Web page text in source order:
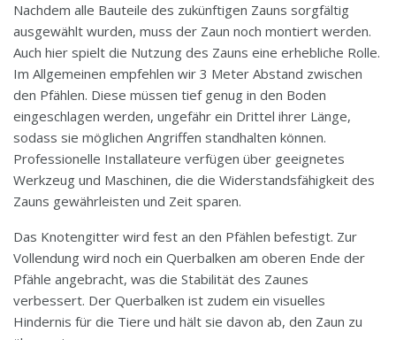
Nachdem alle Bauteile des zukünftigen Zauns sorgfältig
ausgewählt wurden, muss der Zaun noch montiert werden.
Auch hier spielt die Nutzung des Zauns eine erhebliche Rolle.
Im Allgemeinen empfehlen wir 3 Meter Abstand zwischen
den Pfählen. Diese müssen tief genug in den Boden
eingeschlagen werden, ungefähr ein Drittel ihrer Länge,
sodass sie möglichen Angriffen standhalten können.
Professionelle Installateure verfügen über geeignetes
Werkzeug und Maschinen, die die Widerstandsfähigkeit des
Zauns gewährleisten und Zeit sparen.
Das Knotengitter wird fest an den Pfählen befestigt. Zur
Vollendung wird noch ein Querbalken am oberen Ende der
Pfähle angebracht, was die Stabilität des Zaunes
verbessert. Der Querbalken ist zudem ein visuelles
Hindernis für die Tiere und hält sie davon ab, den Zaun zu